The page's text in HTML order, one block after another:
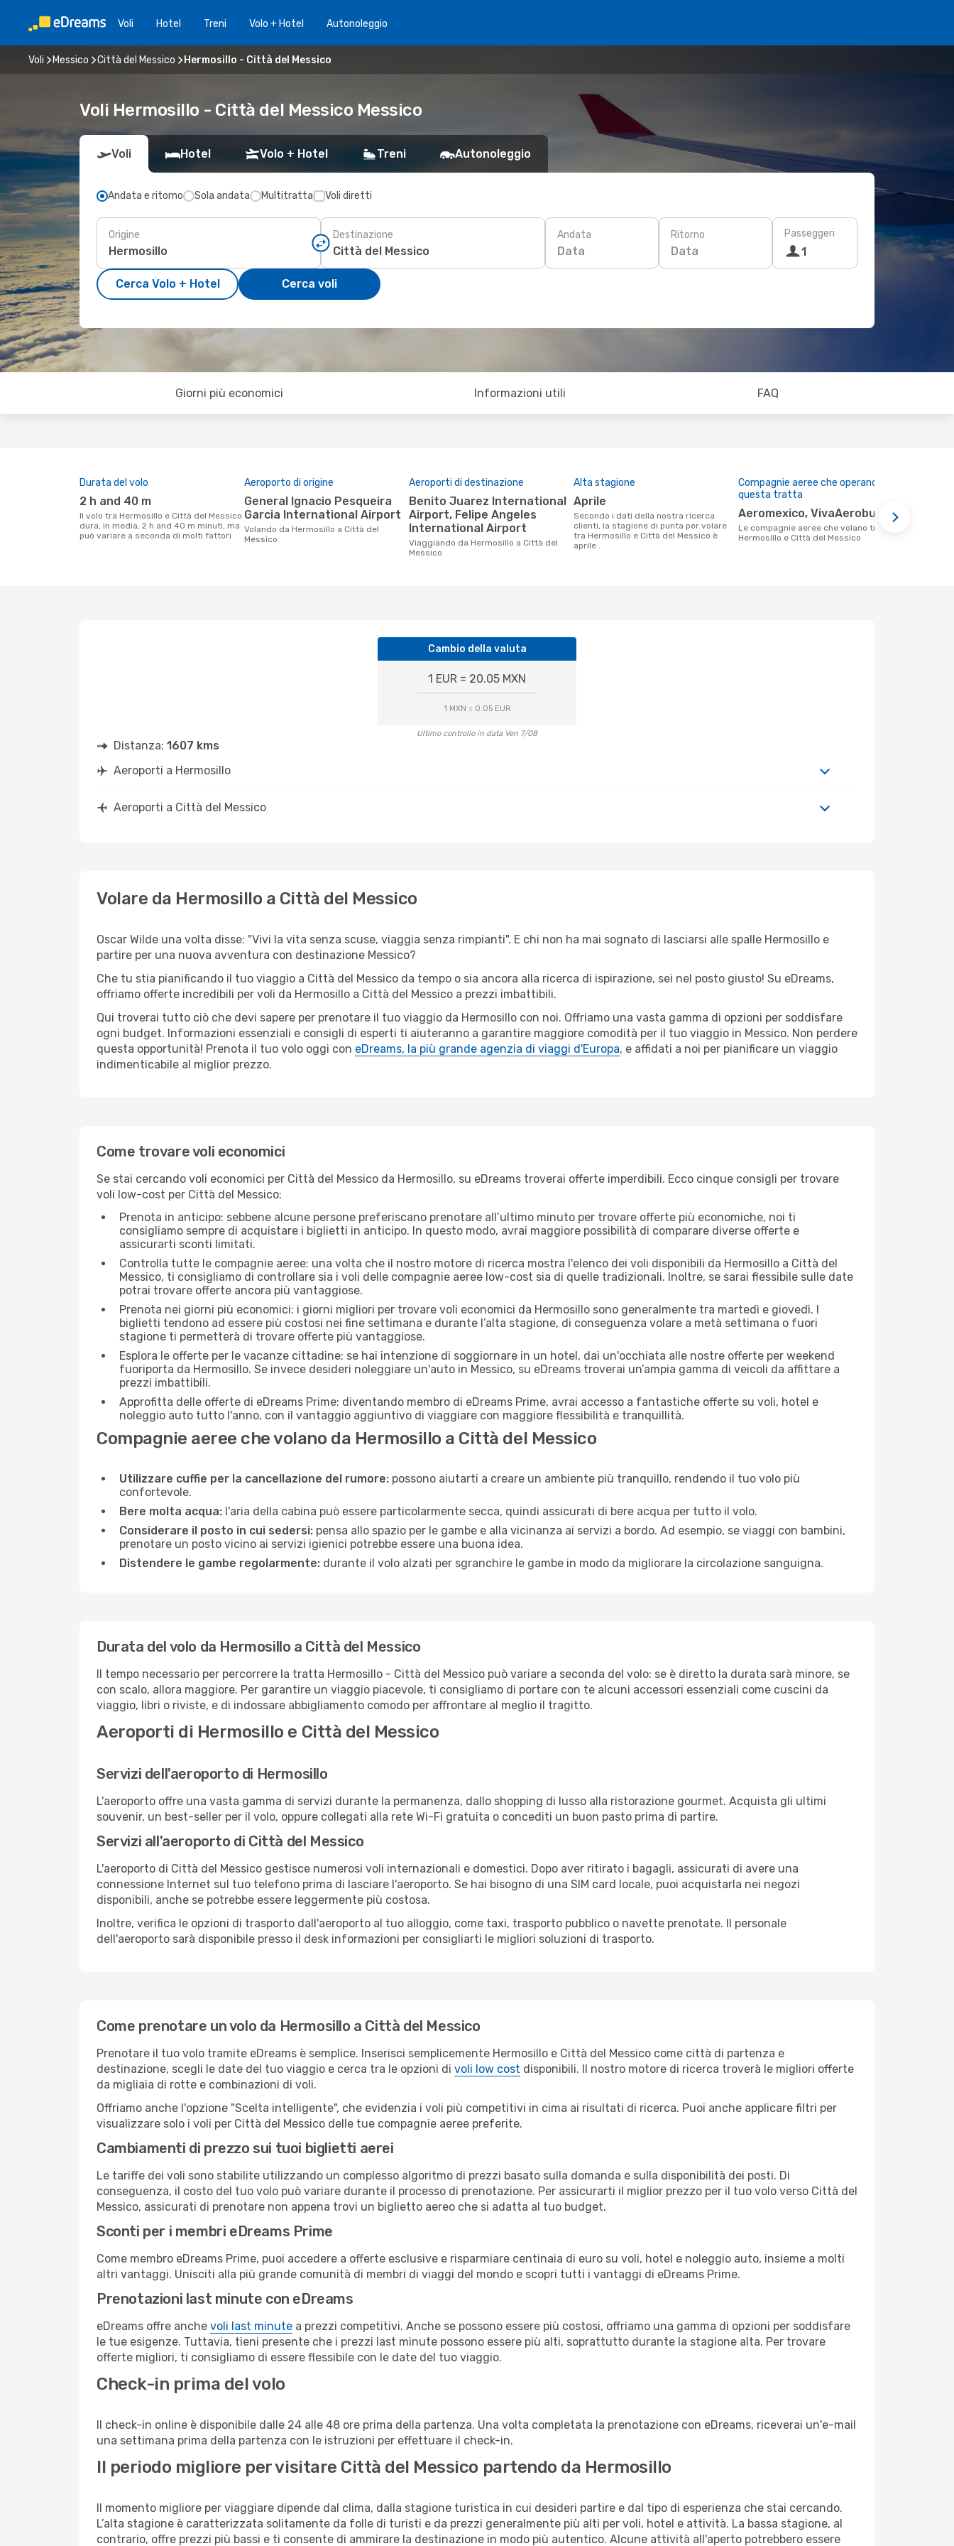
Voli Hotel Treni Volo + Hotel Autonoleggio
Voli Messico Città del Messico Hermosillo - Città del Messico
Voli Hermosillo - Città del Messico Messico
Voli Hotel Volo + Hotel Treni Autonoleggio
Andata e ritorno Sola andata Multitratta Voli diretti
Origine Destinazione Andata
Data
Ritorno
Data
Passeggeri
1
Cerca Volo + Hotel Cerca voli
Giorni più economici Informazioni utili FAQ
Durata del volo
2 h and 40 m
Il volo tra Hermosillo e Città del Messico
dura, in media, 2 h and 40 m minuti, ma
può variare a seconda di molti fattori
Aeroporto di origine
General Ignacio Pesqueira
Garcia International Airport
Volando da Hermosillo a Città del
Messico
Aeroporti di destinazione
Benito Juarez International
Airport, Felipe Angeles
International Airport
Viaggiando da Hermosillo a Città del
Messico
Alta stagione
aprile
Secondo i dati della nostra ricerca
clienti, la stagione di punta per volare
tra Hermosillo e Città del Messico è
aprile .
Compagnie aeree che operano su
questa tratta
Aeromexico, VivaAerobus
Le compagnie aeree che volano tra
Hermosillo e Città del Messico
Cambio della valuta
1 EUR = 20.05 MXN
1 MXN = 0.05 EUR
Ultimo controllo in data Ven 7/08
Distanza: 1607 kms
Aeroporti a Hermosillo
Aeroporti a Città del Messico
Volare da Hermosillo a Città del Messico
Oscar Wilde una volta disse: "Vivi la vita senza scuse, viaggia senza rimpianti". E chi non ha mai sognato di lasciarsi alle spalle Hermosillo e
partire per una nuova avventura con destinazione Messico?
Che tu stia pianificando il tuo viaggio a Città del Messico da tempo o sia ancora alla ricerca di ispirazione, sei nel posto giusto! Su eDreams,
offriamo offerte incredibili per voli da Hermosillo a Città del Messico a prezzi imbattibili.
Qui troverai tutto ciò che devi sapere per prenotare il tuo viaggio da Hermosillo con noi. Offriamo una vasta gamma di opzioni per soddisfare
ogni budget. Informazioni essenziali e consigli di esperti ti aiuteranno a garantire maggiore comodità per il tuo viaggio in Messico. Non perdere
questa opportunità! Prenota il tuo volo oggi con eDreams, la più grande agenzia di viaggi d'Europa, e affidati a noi per pianificare un viaggio
indimenticabile al miglior prezzo.
Come trovare voli economici
Se stai cercando voli economici per Città del Messico da Hermosillo, su eDreams troverai offerte imperdibili. Ecco cinque consigli per trovare
voli low-cost per Città del Messico:
Prenota in anticipo: sebbene alcune persone preferiscano prenotare all’ultimo minuto per trovare offerte più economiche, noi ti
consigliamo sempre di acquistare i biglietti in anticipo. In questo modo, avrai maggiore possibilità di comparare diverse offerte e
assicurarti sconti limitati.
Controlla tutte le compagnie aeree: una volta che il nostro motore di ricerca mostra l'elenco dei voli disponibili da Hermosillo a Città del
Messico, ti consigliamo di controllare sia i voli delle compagnie aeree low-cost sia di quelle tradizionali. Inoltre, se sarai flessibile sulle date
potrai trovare offerte ancora più vantaggiose.
Prenota nei giorni più economici: i giorni migliori per trovare voli economici da Hermosillo sono generalmente tra martedì e giovedì. I
biglietti tendono ad essere più costosi nei fine settimana e durante l’alta stagione, di conseguenza volare a metà settimana o fuori
stagione ti permetterà di trovare offerte più vantaggiose.
Esplora le offerte per le vacanze cittadine: se hai intenzione di soggiornare in un hotel, dai un'occhiata alle nostre offerte per weekend
fuoriporta da Hermosillo. Se invece desideri noleggiare un'auto in Messico, su eDreams troverai un’ampia gamma di veicoli da affittare a
prezzi imbattibili.
Approfitta delle offerte di eDreams Prime: diventando membro di eDreams Prime, avrai accesso a fantastiche offerte su voli, hotel e
noleggio auto tutto l'anno, con il vantaggio aggiuntivo di viaggiare con maggiore flessibilità e tranquillità.
Compagnie aeree che volano da Hermosillo a Città del Messico
Utilizzare cuffie per la cancellazione del rumore: possono aiutarti a creare un ambiente più tranquillo, rendendo il tuo volo più
confortevole.
Bere molta acqua: l'aria della cabina può essere particolarmente secca, quindi assicurati di bere acqua per tutto il volo.
Considerare il posto in cui sedersi: pensa allo spazio per le gambe e alla vicinanza ai servizi a bordo. Ad esempio, se viaggi con bambini,
prenotare un posto vicino ai servizi igienici potrebbe essere una buona idea.
Distendere le gambe regolarmente: durante il volo alzati per sgranchire le gambe in modo da migliorare la circolazione sanguigna.
Durata del volo da Hermosillo a Città del Messico
Il tempo necessario per percorrere la tratta Hermosillo - Città del Messico può variare a seconda del volo: se è diretto la durata sarà minore, se
con scalo, allora maggiore. Per garantire un viaggio piacevole, ti consigliamo di portare con te alcuni accessori essenziali come cuscini da
viaggio, libri o riviste, e di indossare abbigliamento comodo per affrontare al meglio il tragitto.
Aeroporti di Hermosillo e Città del Messico
Servizi dell'aeroporto di Hermosillo
L'aeroporto offre una vasta gamma di servizi durante la permanenza, dallo shopping di lusso alla ristorazione gourmet. Acquista gli ultimi
souvenir, un best-seller per il volo, oppure collegati alla rete Wi-Fi gratuita o concediti un buon pasto prima di partire.
Servizi all'aeroporto di Città del Messico
L'aeroporto di Città del Messico gestisce numerosi voli internazionali e domestici. Dopo aver ritirato i bagagli, assicurati di avere una
connessione Internet sul tuo telefono prima di lasciare l'aeroporto. Se hai bisogno di una SIM card locale, puoi acquistarla nei negozi
disponibili, anche se potrebbe essere leggermente più costosa.
Inoltre, verifica le opzioni di trasporto dall'aeroporto al tuo alloggio, come taxi, trasporto pubblico o navette prenotate. Il personale
dell'aeroporto sarà disponibile presso il desk informazioni per consigliarti le migliori soluzioni di trasporto.
Come prenotare un volo da Hermosillo a Città del Messico
Prenotare il tuo volo tramite eDreams è semplice. Inserisci semplicemente Hermosillo e Città del Messico come città di partenza e
destinazione, scegli le date del tuo viaggio e cerca tra le opzioni di voli low cost disponibili. Il nostro motore di ricerca troverà le migliori offerte
da migliaia di rotte e combinazioni di voli.
Offriamo anche l'opzione "Scelta intelligente", che evidenzia i voli più competitivi in cima ai risultati di ricerca. Puoi anche applicare filtri per
visualizzare solo i voli per Città del Messico delle tue compagnie aeree preferite.
Cambiamenti di prezzo sui tuoi biglietti aerei
Le tariffe dei voli sono stabilite utilizzando un complesso algoritmo di prezzi basato sulla domanda e sulla disponibilità dei posti. Di
conseguenza, il costo del tuo volo può variare durante il processo di prenotazione. Per assicurarti il miglior prezzo per il tuo volo verso Città del
Messico, assicurati di prenotare non appena trovi un biglietto aereo che si adatta al tuo budget.
Sconti per i membri eDreams Prime
Come membro eDreams Prime, puoi accedere a offerte esclusive e risparmiare centinaia di euro su voli, hotel e noleggio auto, insieme a molti
altri vantaggi. Unisciti alla più grande comunità di membri di viaggi del mondo e scopri tutti i vantaggi di eDreams Prime.
Prenotazioni last minute con eDreams
eDreams offre anche voli last minute a prezzi competitivi. Anche se possono essere più costosi, offriamo una gamma di opzioni per soddisfare
le tue esigenze. Tuttavia, tieni presente che i prezzi last minute possono essere più alti, soprattutto durante la stagione alta. Per trovare
offerte migliori, ti consigliamo di essere flessibile con le date del tuo viaggio.
Check-in prima del volo
Il check-in online è disponibile dalle 24 alle 48 ore prima della partenza. Una volta completata la prenotazione con eDreams, riceverai un'e-mail
una settimana prima della partenza con le istruzioni per effettuare il check-in.
Il periodo migliore per visitare Città del Messico partendo da Hermosillo
Il momento migliore per viaggiare dipende dal clima, dalla stagione turistica in cui desideri partire e dal tipo di esperienza che stai cercando.
L’alta stagione è caratterizzata solitamente da folle di turisti e da prezzi generalmente più alti per voli, hotel e attività. La bassa stagione, al
contrario, offre prezzi più bassi e ti consente di ammirare la destinazione in modo più autentico. Alcune attività all'aperto potrebbero essere